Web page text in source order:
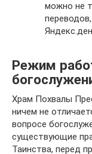
можно не
Режим
Храм Похвалы
ничем не
вопросе
существующие
Таинства, перед